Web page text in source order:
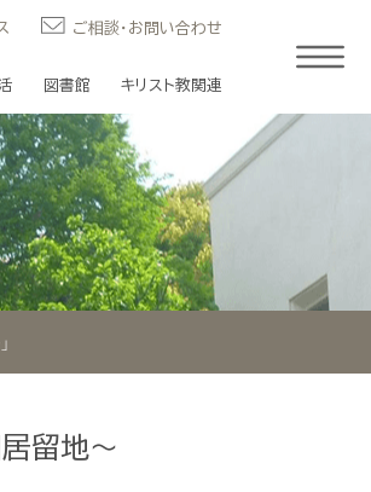
図書館 キリスト教関連
ご相談・お問い合わせ
居留地～